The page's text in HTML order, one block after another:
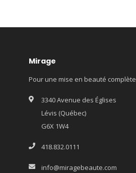
Mirage
Pour une mise en beauté complète
3340 Avenue des Églises
Lévis (Québec)
G6X 1W4
418.832.0111
info@miragebeaute.com